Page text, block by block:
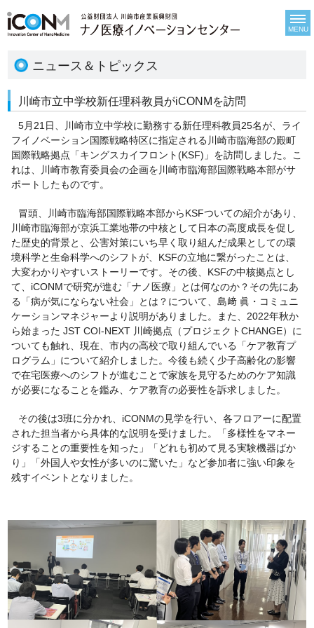
MENU
ニュース＆トピックス
川崎市立中学校新任理科教員がiCONMを訪問
5月21日、川崎市立中学校に勤務する新任理科教員25名が、ライ
フイノベーション国際戦略特区に指定される川崎市臨海部の殿町
国際戦略拠点「キングスカイフロント(KSF)」を訪問しました。こ
れは、川崎市教育委員会の企画を川崎市臨海部国際戦略本部がサ
ポートしたものです。
冒頭、川崎市臨海部国際戦略本部からKSFついての紹介があり、
川崎市臨海部が京浜工業地帯の中核として日本の高度成長を促し
た歴史的背景と、公害対策にいち早く取り組んだ成果としての環
境科学と生命科学へのシフトが、KSFの立地に繋がったことは、
大変わかりやすいストーリーです。その後、KSFの中核拠点とし
て、iCONMで研究が進む「ナノ医療」とは何なのか？その先にあ
る「病が気にならない社会」とは？について、島﨑 眞・コミュニ
ケーションマネジャーより説明がありました。また、2022年秋か
ら始まった JST COI-NEXT 川崎拠点（プロジェクトCHANGE）に
ついても触れ、現在、市内の高校で取り組んでいる「ケア教育プ
ログラム」について紹介しました。今後も続く少子高齢化の影響
で在宅医療へのシフトが進むことで家族を見守るためのケア知識
が必要になることを鑑み、ケア教育の必要性を訴求しました。
その後は3班に分かれ、iCONMの見学を行い、各フロアーに配置
された担当者から具体的な説明を受けました。「多様性をマネー
ジすることの重要性を知った」「どれも初めて見る実験機器ばか
り」「外国人や女性が多いのに驚いた」など参加者に強い印象を
残すイベントとなりました。